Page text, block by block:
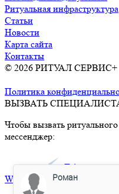
Ритуальная инфраструктура
Статьи
Новости
Карта сайта
Контакты
© 2026 РИТУАЛ СЕРВИС+
Политика
ВЫЗВАТЬ
Чтобы вызвать
мессенджер:
max Telegram
What’sApp
Роман